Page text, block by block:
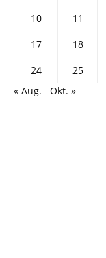
10
11
17
18
24
25
« Aug.
Okt. »